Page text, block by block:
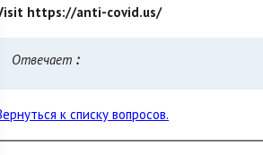
https://anti-covid.us/
Отвечает :
к списку вопросов.